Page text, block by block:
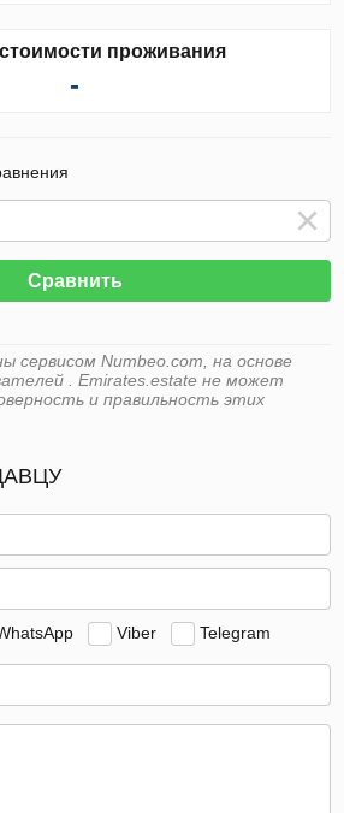
проживания
-
Сравнить
сервисом Numbeo.com, на основе
. Emirates.estate не может
и правильность этих
Viber Telegram